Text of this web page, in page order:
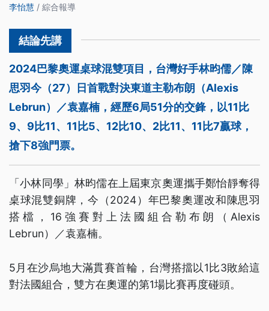
李怡慧 / 綜合報導
2024巴黎奧運桌球混雙項目，台灣好手林昀儒／陳
思羽今（27）日首戰對決東道主勒布朗（Alexis
Lebrun）／袁嘉楠，經歷6局51分的交鋒，以11比
9、9比11、11比5、12比10、2比11、11比7贏球，
搶下8強門票。
「小林同學」林昀儒在上屆東京奧運攜手鄭怡靜奪得
桌球混雙銅牌，今（2024）年巴黎奧運改和陳思羽
搭檔，16強賽對上法國組合勒布朗（Alexis
Lebrun）／袁嘉楠。
5月在沙烏地大滿貫賽首輪，台灣搭擋以1比3敗給這
對法國組合，雙方在奧運的第1場比賽再度碰頭。